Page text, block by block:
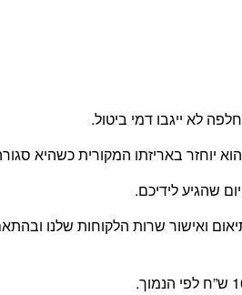
לא ייגבו דמי ביטול.
יוחזר באריזתו המקורית
בכתובת משה דיין 52 תל אביב וזאת לאחר תיאום